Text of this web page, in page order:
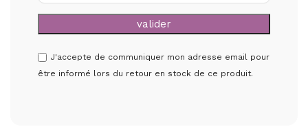
J'accepte de communiquer mon adresse email pour
être informé lors du retour en stock de ce produit.